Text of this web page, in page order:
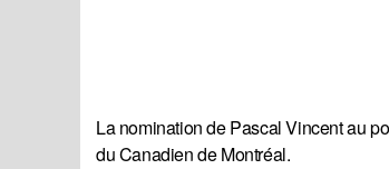
La nomination de Pascal Vincent au
du Canadien de Montréal.